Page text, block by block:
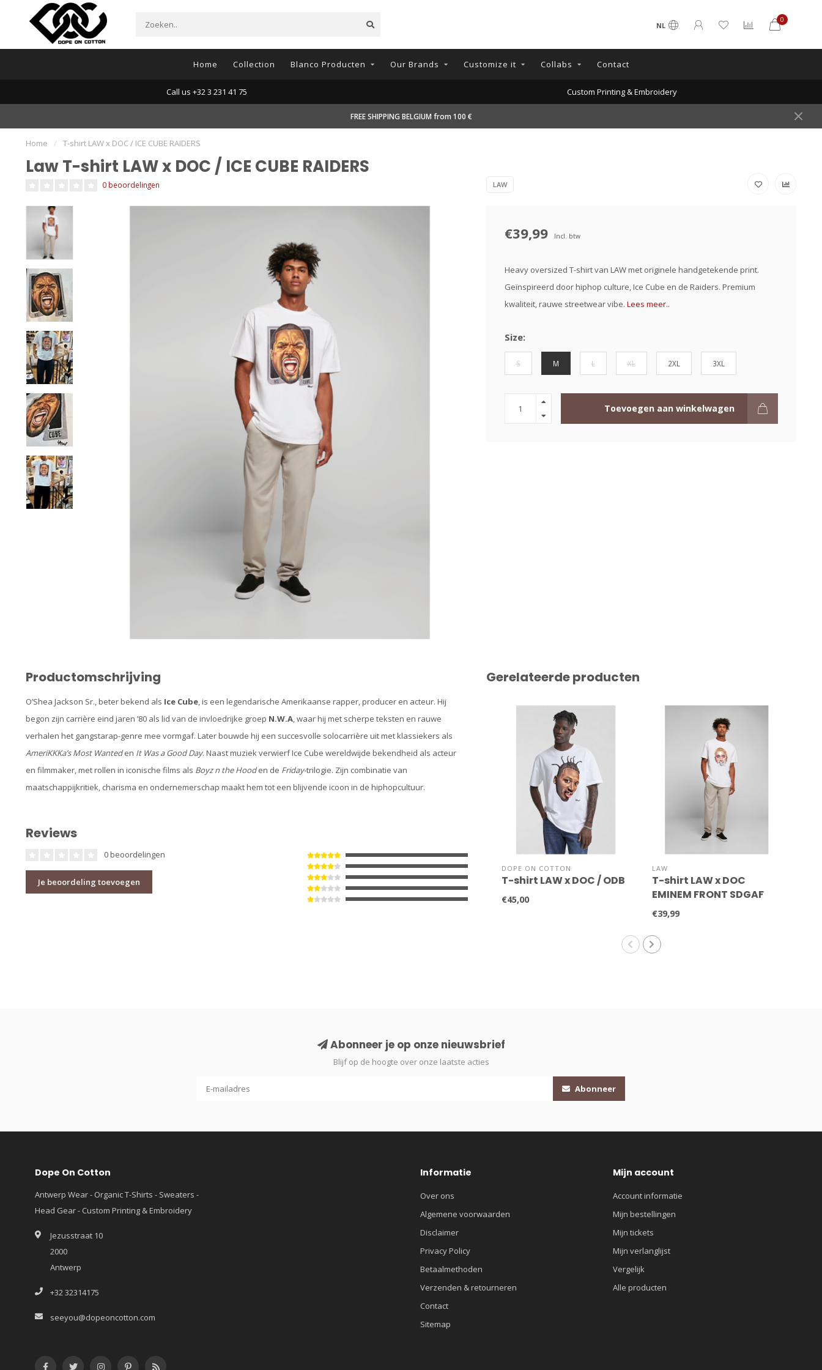
NL
0
Home Collection Blanco Producten Our Brands Customize it Collabs Contact
Call us +32 3 231 41 75 Custom Printing & Embroidery
FREE SHIPPING BELGIUM from 100 €
Home / T-shirt LAW x DOC / ICE CUBE RAIDERS
Law T-shirt LAW x DOC / ICE CUBE RAIDERS
0 beoordelingen LAW
€39,99 Incl. btw
Heavy oversized T-shirt van LAW met originele handgetekende print.
Geïnspireerd door hiphop culture, Ice Cube en de Raiders. Premium
kwaliteit, rauwe streetwear vibe. Lees meer..
Size:
S M L XL 2XL 3XL
Toevoegen aan winkelwagen
Productomschrijving
O’Shea Jackson Sr., beter bekend als Ice Cube, is een legendarische Amerikaanse rapper, producer en acteur. Hij
begon zijn carrière eind jaren ’80 als lid van de invloedrijke groep N.W.A, waar hij met scherpe teksten en rauwe
verhalen het gangstarap-genre mee vormgaf. Later bouwde hij een succesvolle solocarrière uit met klassiekers als
AmeriKKKa’s Most Wanteden It Was a Good Day. Naast muziek verwierf Ice Cube wereldwijde bekendheid als acteur
en filmmaker, met rollen in iconische films als Boyz n the Hooden de Friday-trilogie. Zijn combinatie van
maatschappijkritiek, charisma en ondernemerschap maakt hem tot een blijvende icoon in de hiphopcultuur.
Reviews
0 beoordelingen
Je beoordeling toevoegen
Gerelateerde producten
DOPE ON COTTON
T-shirt LAW x DOC / ODB
€45,00
LAW
T-shirt LAW x DOC
EMINEM FRONT SDGAF
€39,99
Abonneer je op onze nieuwsbrief
Blijf op de hoogte over onze laatste acties
Abonneer
Dope On Cotton
Antwerp Wear - Organic T-Shirts - Sweaters -
Head Gear - Custom Printing & Embroidery
Jezusstraat 10
2000
Antwerp
+32 32314175
seeyou@dopeoncotton.com
Informatie
Over ons
Algemene voorwaarden
Disclaimer
Privacy Policy
Betaalmethoden
Verzenden & retourneren
Contact
Sitemap
Mijn account
Account informatie
Mijn bestellingen
Mijn tickets
Mijn verlanglijst
Vergelijk
Alle producten